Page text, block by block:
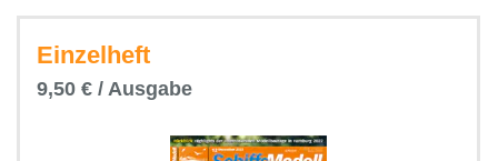
Einzelheft
9,50 € / Ausgabe